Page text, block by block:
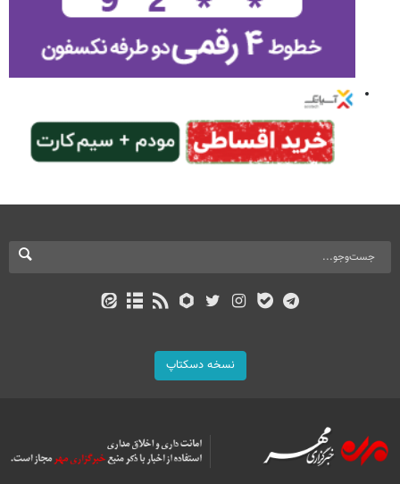
نسخه دسکتاپ